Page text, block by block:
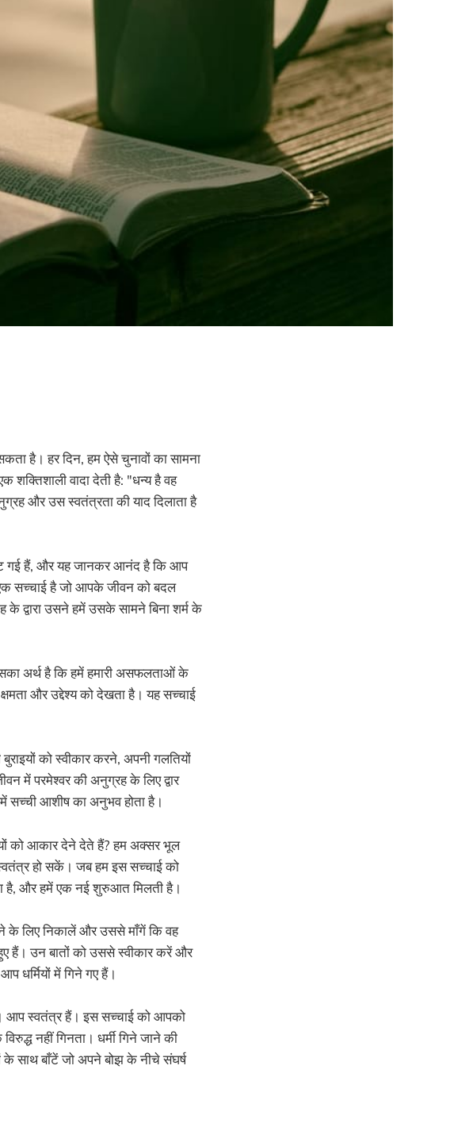
है। हर दिन, हम ऐसे चुनावों का सामना
वादा देती है: "धन्य है वह
और उस स्वतंत्रता की याद दिलाता है
गई हैं, और यह जानकर आनंद है कि आप
सच्चाई है जो आपके जीवन को बदल
द्वारा उसने हमें उसके सामने बिना शर्म के
इसका अर्थ है कि हमें हमारी असफलताओं के
क्षमता और उद्देश्य को देखता है। यह सच्चाई
को स्वीकार करने, अपनी गलतियों
में परमेश्वर की अनुग्रह के लिए द्वार
सच्ची आशीष का अनुभव होता है।
को आकार देने देते हैं? हम अक्सर भूल
हो सकें। जब हम इस सच्चाई को
है, और हमें एक नई शुरुआत मिलती है।
के लिए निकालें और उससे माँगें कि वह
हैं। उन बातों को उससे स्वीकार करें और
धर्मियों में गिने गए हैं।
आप स्वतंत्र हैं। इस सच्चाई को आपको
नहीं गिनता। धर्मी गिने जाने की
साथ बाँटें जो अपने बोझ के नीचे संघर्ष